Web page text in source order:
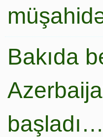
Bakıda
başladı…